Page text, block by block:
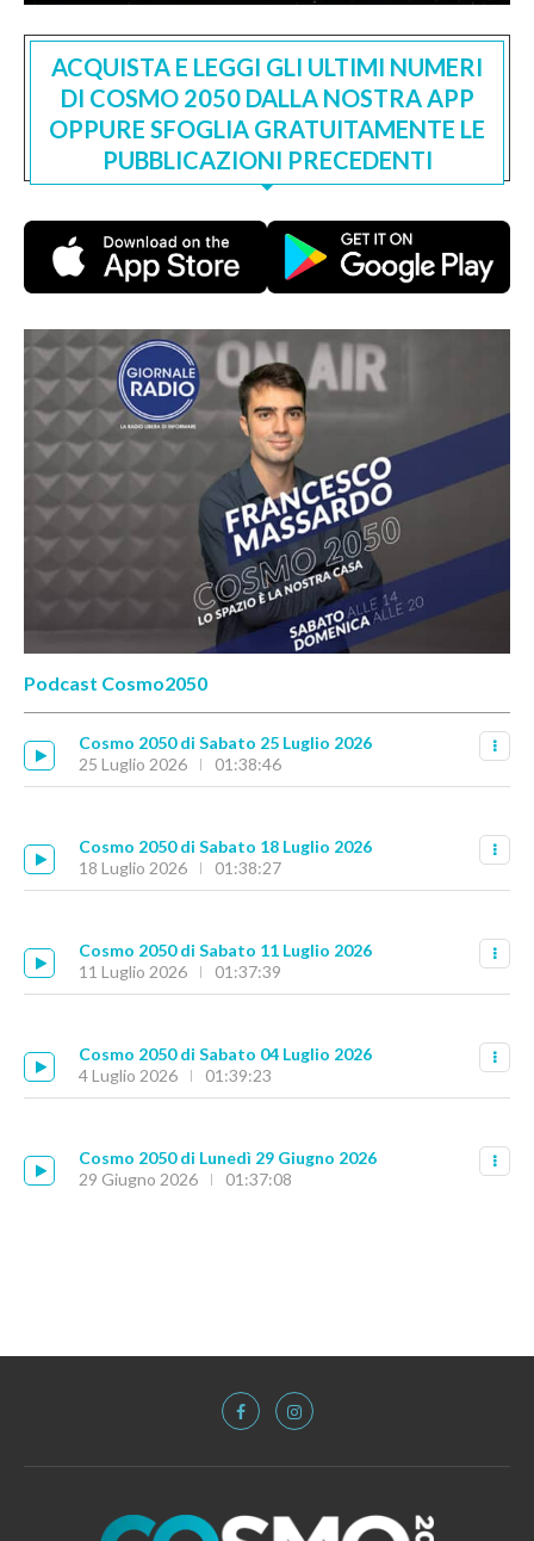
ACQUISTA E LEGGI GLI ULTIMI NUMERI
DI COSMO 2050 DALLA NOSTRA APP
OPPURE SFOGLIA GRATUITAMENTE LE
PUBBLICAZIONI PRECEDENTI
Podcast Cosmo2050
Cosmo 2050 di Sabato 25 Luglio 2026
25 Luglio 2026
01:38:46
Cosmo 2050 di Sabato 18 Luglio 2026
18 Luglio 2026
01:38:27
Cosmo 2050 di Sabato 11 Luglio 2026
11 Luglio 2026
01:37:39
Cosmo 2050 di Sabato 04 Luglio 2026
4 Luglio 2026
01:39:23
Cosmo 2050 di Lunedì 29 Giugno 2026
29 Giugno 2026
01:37:08